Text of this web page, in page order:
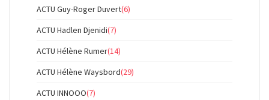
ACTU Guy-Roger Duvert(6)
ACTU Hadlen Djenidi(7)
ACTU Hélène Rumer(14)
ACTU Hélène Waysbord(29)
ACTU INNOOO(7)